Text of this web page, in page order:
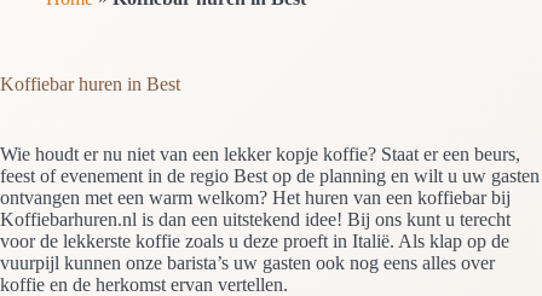
Koffiebar huren in Best
Wie houdt er nu niet van een lekker kopje koffie? Staat er een beurs,
feest of evenement in de regio Best op de planning en wilt u uw gasten
ontvangen met een warm welkom? Het huren van een koffiebar bij
Koffiebarhuren.nl is dan een uitstekend idee! Bij ons kunt u terecht
voor de lekkerste koffie zoals u deze proeft in Italië. Als klap op de
vuurpijl kunnen onze barista’s uw gasten ook nog eens alles over
koffie en de herkomst ervan vertellen.